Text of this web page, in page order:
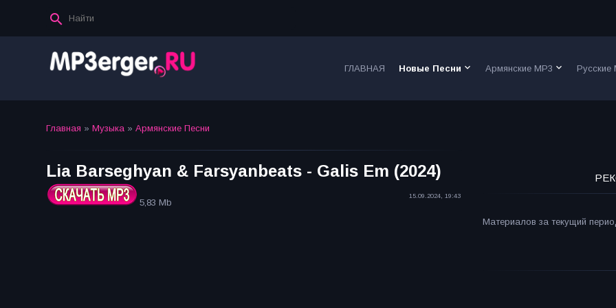
ГЛАВНАЯ Новые Песни keyboard_arrow_down Армянские MP3 keyboard_arrow_down Русские
Главная » Музыка » Армянские Песни
Lia Barseghyan & Farsyanbeats - Galis Em (2024)
5,83 Mb
15.09.2024, 19:43
Материалов за текущий